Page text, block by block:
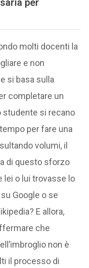
molti docenti la
e non
si basa sulla
completare un
studente si recano
per fare una
volumi, il
di questo sforzo
lei o lui trovasse lo
Google o se
E allora,
che
non è
il processo di